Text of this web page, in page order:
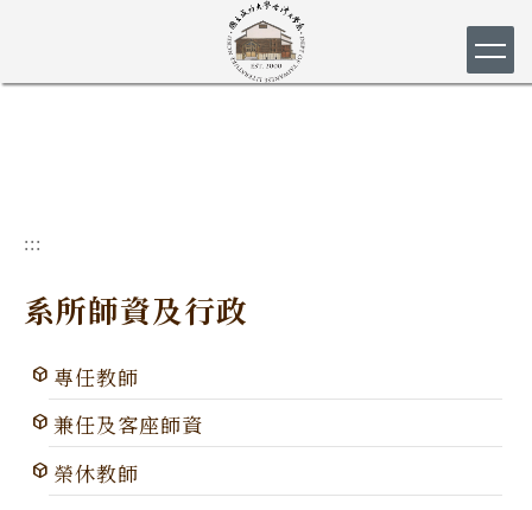
要
:::
系所師資及行政
專任教師
兼任及客座師資
榮休教師